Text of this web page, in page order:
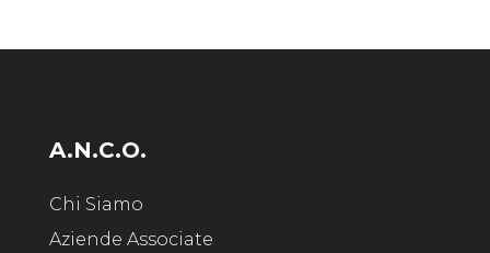
A.N.C.O.
Chi Siamo
Aziende Associate